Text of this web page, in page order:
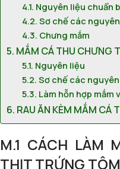
Nguyên liệu chuẩn
Sơ chế các
Chưng mắm
MẮM CÁ THU CHƯNG
Nguyên liệu
Sơ chế các
Làm hỗn hợp mắm
RAU ĂN KÈM MẮM CÁ
M.1 CÁCH LÀM
THỊT TRỨNG TÔM